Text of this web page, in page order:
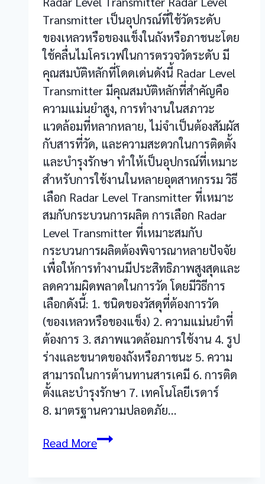
Transmitter เป็นอุปกรณ์ที่ใช้วัดระดับ
ของเหลวหรือของแข็งในถังหรือภาชนะโดย
ใช้คลื่นไมโครเวฟในการตรวจวัดระดับ มี
คุณสมบัติหลักที่โดดเด่นดังนี้ Radar Level
Transmitter มีคุณสมบัติหลักที่สำคัญคือ
ความแม่นยำสูง, การทำงานในสภาวะ
แวดล้อมที่หลากหลาย, ไม่จำเป็นต้องสัมผัส
กับสารที่วัด, และความสะดวกในการติดตั้ง
และบำรุงรักษา ทำให้เป็นอุปกรณ์ที่เหมาะ
สำหรับการใช้งานในหลายอุตสาหกรรม วิธี
เลือก Radar Level Transmitter ที่เหมาะ
สมกับกระบวนการผลิต การเลือก Radar
Level Transmitter ที่เหมาะสมกับ
กระบวนการผลิตต้องพิจารณาหลายปัจจัย
เพื่อให้การทำงานมีประสิทธิภาพสูงสุดและ
ลดความผิดพลาดในการวัด โดยมีวิธีการ
เลือกดังนี้: 1. ชนิดของวัสดุที่ต้องการวัด
(ของเหลวหรือของแข็ง) 2. ความแม่นยำที่
ต้องการ 3. สภาพแวดล้อมการใช้งาน 4. รูป
ร่างและขนาดของถังหรือภาชนะ 5. ความ
สามารถในการต้านทานสารเคมี 6. การติด
ตั้งและบำรุงรักษา 7. เทคโนโลยีเรดาร์
8. มาตรฐานความปลอดภัย…
Read MoreRadar